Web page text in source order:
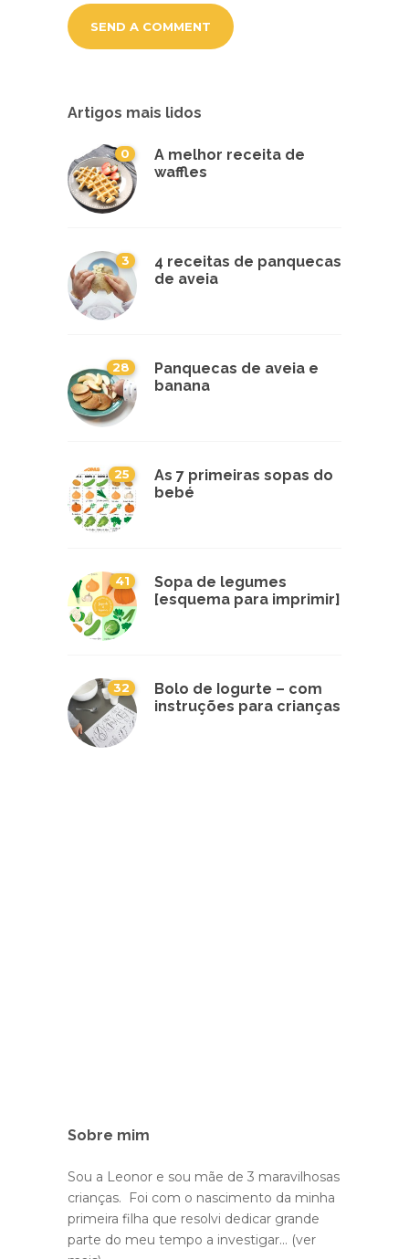
Artigos mais lidos
0
A melhor receita de
waffles
3
4 receitas de panquecas
de aveia
28
Panquecas de aveia e
banana
25
As 7 primeiras sopas do
bebé
41
Sopa de legumes
[esquema para imprimir]
32
Bolo de Iogurte – com
instruções para crianças
Sobre mim
Sou a Leonor e sou mãe de 3 maravilhosas
crianças. Foi com o nascimento da minha
primeira filha que resolvi dedicar grande
parte do meu tempo a investigar... (ver